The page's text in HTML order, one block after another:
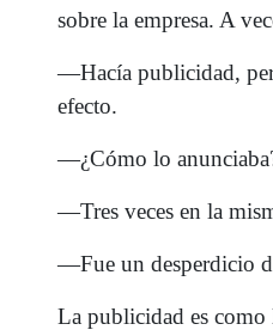
sobre la empresa. A
—Hacía publicidad,
efecto.
—¿Cómo lo
—Tres veces en la
—Fue un desperdicio
La publicidad es como